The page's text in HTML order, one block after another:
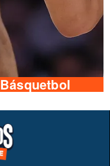
Básquetbol